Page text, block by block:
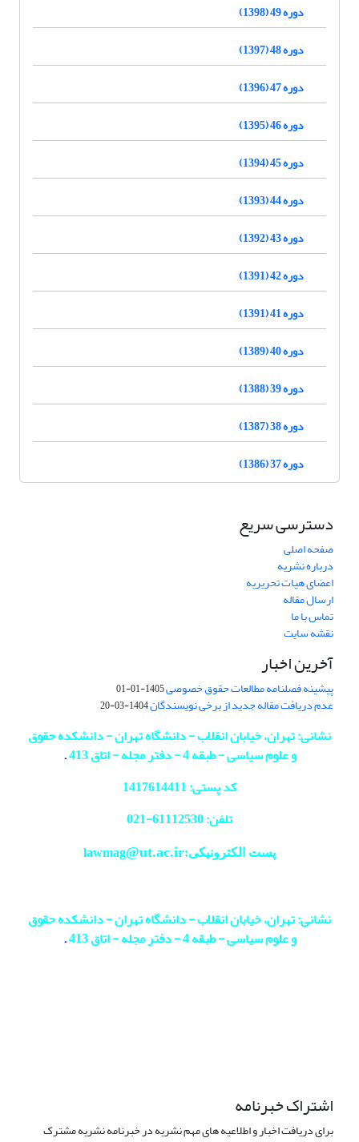
دوره 49 (1398)
دوره 48 (1397)
دوره 47 (1396)
دوره 46 (1395)
دوره 45 (1394)
دوره 44 (1393)
دوره 43 (1392)
دوره 42 (1391)
دوره 41 (1391)
دوره 40 (1389)
دوره 39 (1388)
دوره 38 (1387)
دوره 37 (1386)
دسترسی سریع
صفحه اصلی
درباره نشریه
اعضای هیات تحریریه
ارسال مقاله
تماس با ما
نقشه سایت
آخرین اخبار
پیشینه فصلنامه مطالعات حقوق خصوصی1405-01-01
عدم دریافت مقاله جدید از برخی نویسندگان1404-03-20
نشانی: تهران، خیابان انقلاب - دانشگاه تهران - دانشکده حقوق
و علوم سیاسی - طبقه 4 - دفتر مجله - اتاق 413
.
کد پستی: 1417614411
تلفن: 61112530-
021
پست الکترونیکی:lawmag@ut.ac.ir
نشانی: تهران، خیابان انقلاب - دانشگاه تهران - دانشکده حقوق
و علوم سیاسی - طبقه 4 - دفتر مجله - اتاق 413
.
اشتراک خبرنامه
برای دریافت اخبار و اطلاعیه های مهم نشریه در خبرنامه نشریه مشترک